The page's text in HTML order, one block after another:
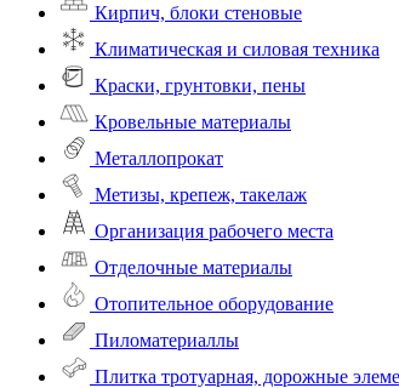
Кирпич, блоки стеновые
Климатическая и силовая техника
Краски, грунтовки, пены
Кровельные материалы
Металлопрокат
Метизы, крепеж, такелаж
Организация рабочего места
Отделочные материалы
Отопительное оборудование
Пиломатериаллы
Плитка тротуарная, дорожные